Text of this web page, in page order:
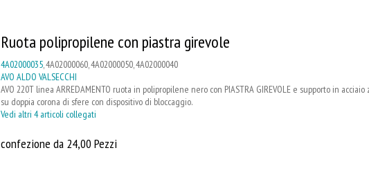
Ruota polipropilene con piastra girevole
4A02000035, 4A02000060, 4A02000050, 4A02000040
AVO ALDO VALSECCHI
AVO 220T linea ARREDAMENTO ruota in polipropilene nero con PIASTRA GIREVOLE e supporto in
su doppia corona di sfere con dispositivo di bloccaggio.
Vedi altri 4 articoli collegati
confezione da 24,00 Pezzi